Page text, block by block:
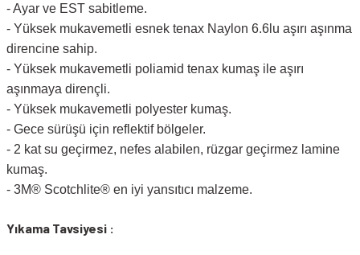
- Ayar ve EST sabitleme.
- Yüksek mukavemetli esnek tenax Naylon 6.6lu aşırı aşınma
direncine sahip.
- Yüksek mukavemetli poliamid tenax kumaş ile aşırı
aşınmaya dirençli.
- Yüksek mukavemetli polyester kumaş.
- Gece sürüşü için reflektif bölgeler.
- 2 kat su geçirmez, nefes alabilen, rüzgar geçirmez lamine
kumaş.
- 3M® Scotchlite® en iyi yansıtıcı malzeme.
Yıkama Tavsiyesi :